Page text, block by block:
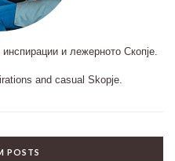
инспирации и лежерното Скопје.
and casual Skopje.
POSTS